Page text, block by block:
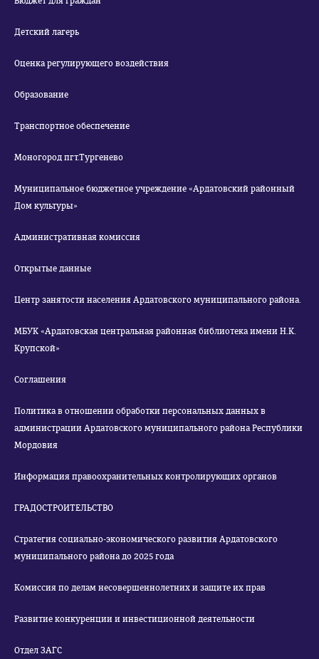
Детский лагерь
Оценка регулирующего воздействия
Образование
Транспортное обеспечение
Моногород пгт.Тургенево
Муниципальное бюджетное учреждение «Ардатовский районный
Дом культуры»
Административная комиссия
Открытые данные
Центр занятости населения Ардатовского муниципального района.
МБУК «Ардатовская центральная районная библиотека имени Н.К.
Крупской»
Соглашения
Политика в отношении обработки персональных данных в
администрации Ардатовского муниципального района Республики
Мордовия
Информация правоохранительных контролирующих органов
ГРАДОСТРОИТЕЛЬСТВО
Стратегия социально-экономического развития Ардатовского
муниципального района до 2025 года
Комиссия по делам несовершеннолетних и защите их прав
Развитие конкуренции и инвестиционной деятельности
Отдел ЗАГС